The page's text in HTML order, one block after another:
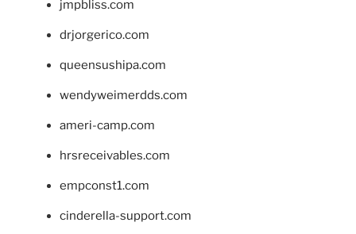
jmpbliss.com
drjorgerico.com
queensushipa.com
wendyweimerdds.com
ameri-camp.com
hrsreceivables.com
empconst1.com
cinderella-support.com